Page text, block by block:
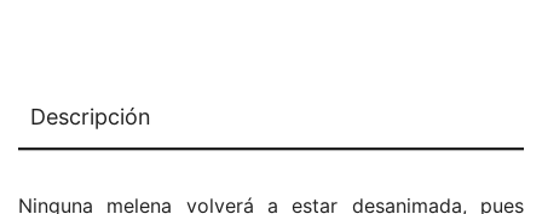
Descripción
Ninguna melena volverá a estar desanimada, pues